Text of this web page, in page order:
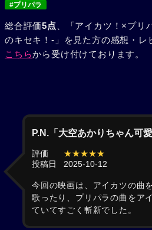
#プリパラ
総合評価5点 、「アイカツ！×プ
のキセキ！-」を見た方の感想・レ
こちらから受け付けております。
P.N.「大空あかりちゃん可
評価
★★★★★
投稿日
2025-10-12
今回の映画は、アイカツの曲
歌ったり、プリパラの曲をア
ていてすごく斬新でした。